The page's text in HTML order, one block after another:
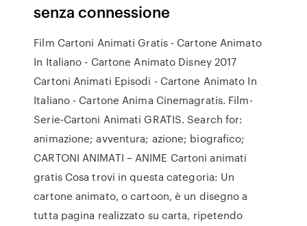
senza connessione
Film Cartoni Animati Gratis - Cartone Animato
In Italiano - Cartone Animato Disney 2017
Cartoni Animati Episodi - Cartone Animato In
Italiano - Cartone Anima Cinemagratis. Film-
Serie-Cartoni Animati GRATIS. Search for:
animazione; avventura; azione; biografico;
CARTONI ANIMATI – ANIME Cartoni animati
gratis Cosa trovi in questa categoria: Un
cartone animato, o cartoon, è un disegno a
tutta pagina realizzato su carta, ripetendo